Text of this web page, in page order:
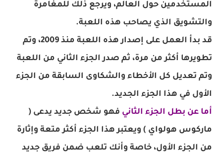
المستخدمين حول العالم، ويرجع ذلك للمغامرة
والتشويق الذي يصاحب هذه اللعبة.
قد بدأ العمل على إصدار هذه اللعبة منذ 2009، وتم
تطويرها أكثر من مرة، ثم صدر الجزء الثاني من اللعبة
وتم تعديل كل الأخطاء والشكاوى السابقة من الجزء
الأول في هذا الجزء الجديد.
أما عن بطل الجزء الثاني فهو شخص جديد يدعى (
ماركوس هولواي ) ويعتبر هذا الجزء أكثر متعة وإثارة
من الجزء الأول، خاصة وأنك تلعب ضمن فريق جديد